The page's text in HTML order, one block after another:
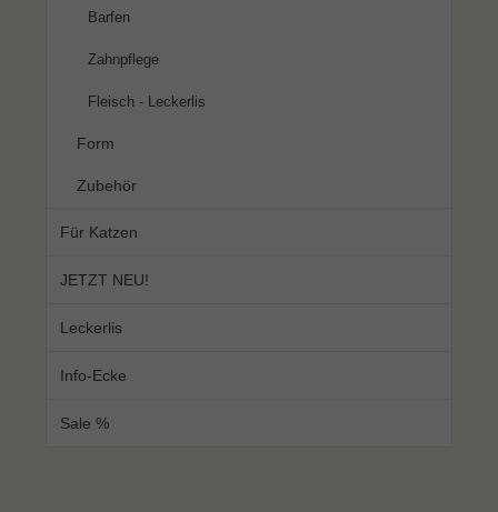
Barfen
Zahnpflege
Fleisch - Leckerlis
Form
Zubehör
Für Katzen
JETZT NEU!
Leckerlis
Info-Ecke
Sale %